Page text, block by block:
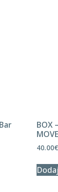
BOX